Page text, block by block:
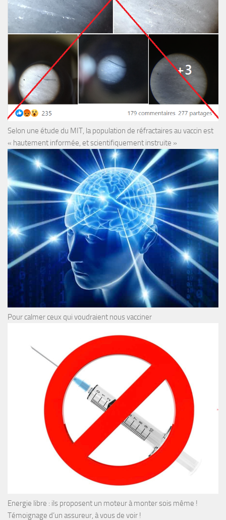
Selon une étude du MIT, la population de réfractaires au vaccin est
« hautement informée, et scientifiquement instruite »
Pour calmer ceux qui voudraient nous vacciner
Energie libre : ils proposent un moteur à monter sois même !
Témoignage d’un assureur, à vous de voir !